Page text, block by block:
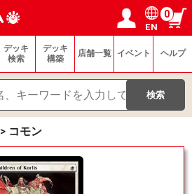
ログイン／会員登録
マイページ
EN
0
デッキ
検索
デッキ
構築
店舗一覧 イベント ヘルプ
> コモン